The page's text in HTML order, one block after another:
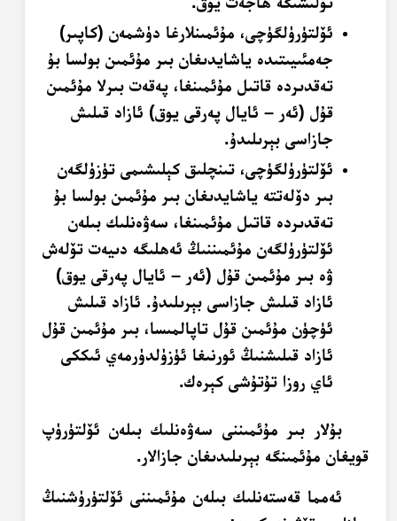
ئۆلتۈرۈلگۈچى، مۇئمىنلارغا دۈشمەن (كاپىر)
جەمئىيىتىدە ياشايدىغان بىر مۇئمىن بولسا بۇ
تەقدىردە قاتىل مۇئمىنغا، پەقەت بىرلا مۇئمىن
قۇل (ئەر – ئايال پەرقى يوق) ئازاد قىلىش
جازاسى بېرىلىدۇ.
ئۆلتۈرۈلگۈچى، تىنچلىق كېلىشىمى تۈزۈلگەن
بىر دۆلەتتە ياشايدىغان بىر مۇئمىن بولسا بۇ
تەقدىردە قاتىل مۇئمىنغا، سەۋەنلىك بىلەن
ئۆلتۈرۈلگەن مۇئمىننىڭ ئەھلىگە دىيەت تۆلەش
ۋە بىر مۇئمىن قۇل (ئەر – ئايال پەرقى يوق)
ئازاد قىلىش جازاسى بېرىلىدۇ. ئازاد قىلىش
ئۈچۈن مۇئمىن قۇل تاپالمىسا، بىر مۇئمىن قۇل
ئازاد قىلىشنىڭ ئورنىغا ئۈزۈلدۈرمەي ئىككى
ئاي روزا تۇتۇشى كېرەك.
بۇلار بىر مۇئمىننى سەۋەنلىك بىلەن ئۆلتۈرۈپ
قويغان مۇئمىنگە بېرىلىدىغان جازالار.
ئەمما قەستەنلىك بىلەن مۇئمىننى ئۆلتۈرۈشنىڭ